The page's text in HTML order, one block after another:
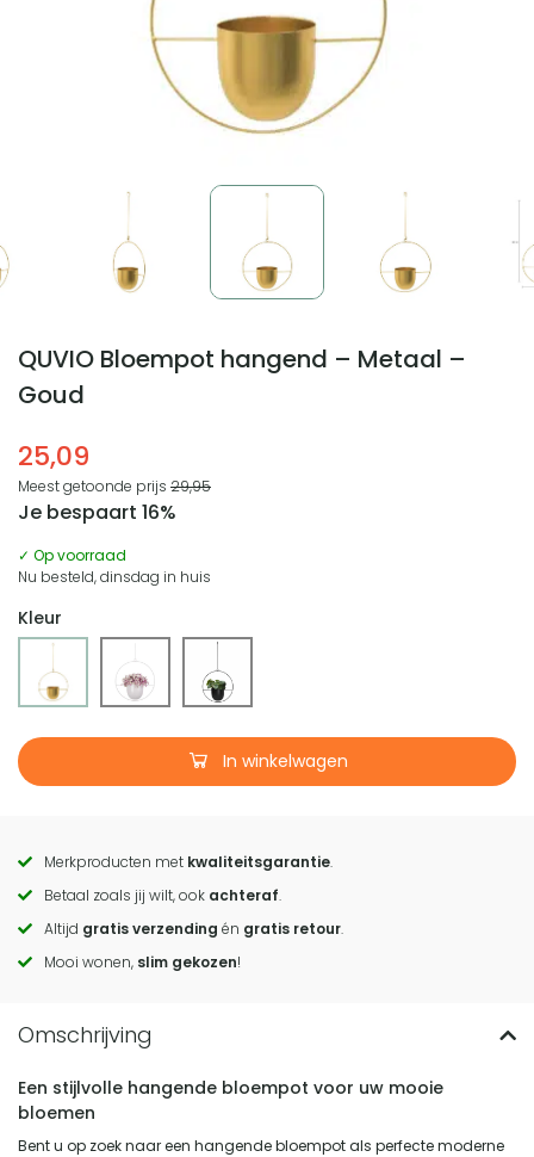
QUVIO Bloempot hangend – Metaal –
Goud
25,09
Meest getoonde prijs 29,95
Je bespaart 16%
✓ Op voorraad
Nu besteld, dinsdag in huis
Kleur
In winkelwagen
Call
to
actions
Merkproducten met kwaliteitsgarantie.
Betaal zoals jij wilt, ook achteraf.
Altijd gratis verzending én gratis retour.
Mooi wonen, slim gekozen!
Een stijlvolle hangende bloempot voor uw mooie
bloemen
Bent u op zoek naar een hangende bloempot als perfecte moderne